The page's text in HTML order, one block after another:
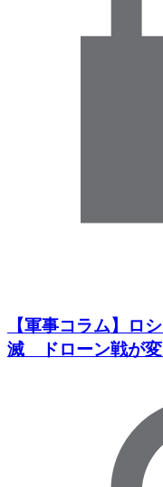
【軍事コラム】ロ
滅 ドローン戦が変